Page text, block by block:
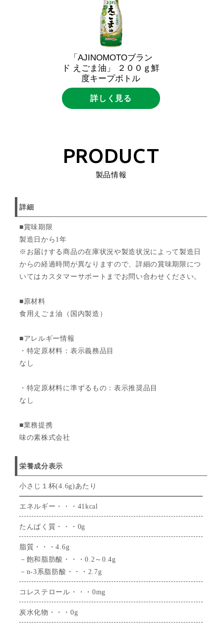
「AJINOMOTOブラン
ド えごま油」 ２００ｇ鮮
度キープボトル
詳しく見る
PRODUCT
製品情報
詳細
■賞味期限
製造日から1年
※お届けする商品の在庫状況や製造状況によって製造日
からの経過時間が異なりますので、詳細の賞味期限につ
いてはカスタマーサポートまでお問い合わせください。
■原材料
食用えごま油（国内製造）
■アレルギー情報
・特定原材料：表示義務品目
なし
・特定原材料に準ずるもの：表示推奨品目
なし
■業務提携
味の素株式会社
栄養成分表示
小さじ１杯(4.6g)あたり
エネルギー・・・41kcal
たんぱく質・・・0g
脂質・・・4.6g
－飽和脂肪酸・・・0.2～0.4g
－n-3系脂肪酸・・・2.7g
コレステロール・・・0mg
炭水化物・・・0g